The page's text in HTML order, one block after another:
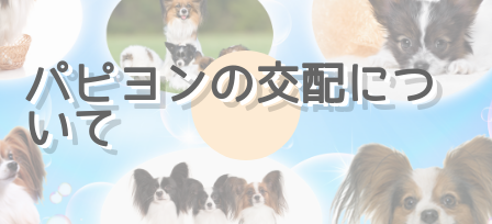
パピヨンの交配につ
いて